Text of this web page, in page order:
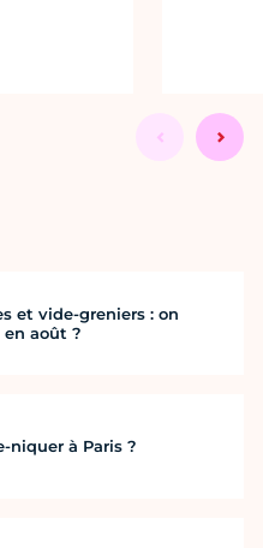
et vide-greniers : on
août ?
niquer à Paris ?